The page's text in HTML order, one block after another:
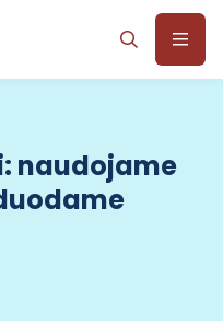
naudojame